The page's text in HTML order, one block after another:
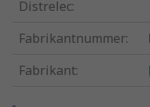
Distrelec:
Fabrikantnummer:
Fabrikant: